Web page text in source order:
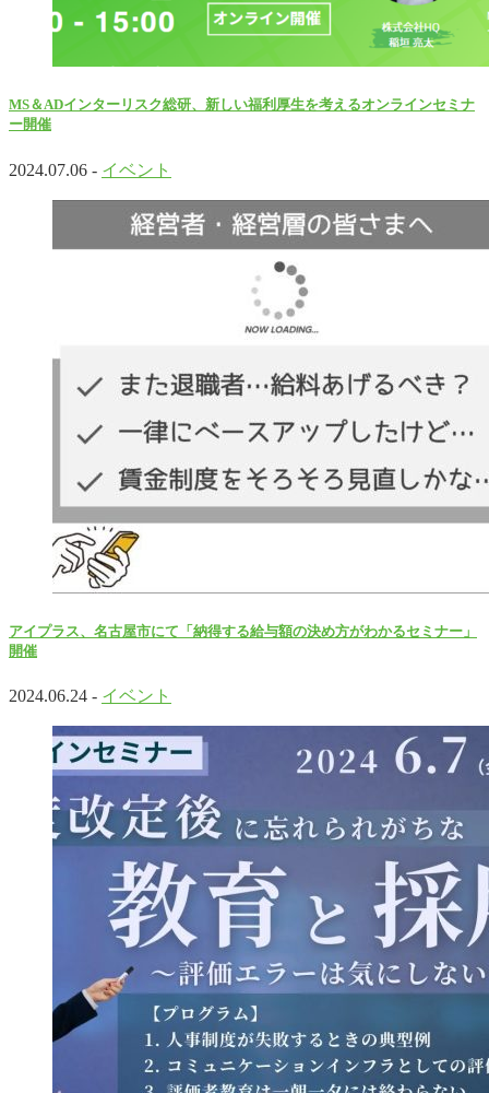
MS＆ADインターリスク総研、新しい福利厚生を考えるオンラインセミナ
ー開催
2024.07.06 - イベント
アイプラス、名古屋市にて「納得する給与額の決め方がわかるセミナー」
開催
2024.06.24 - イベント